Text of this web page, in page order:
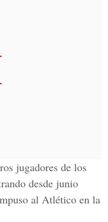
jugadores de los
desde junio
al Atlético en la